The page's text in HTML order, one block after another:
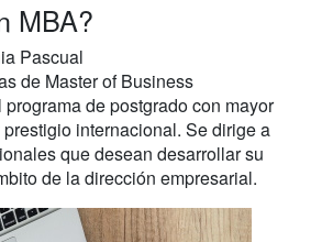
MBA?
Pascual
de Master of Business
de postgrado con mayor
internacional. Se dirige a
que desean desarrollar su
de la dirección empresarial.